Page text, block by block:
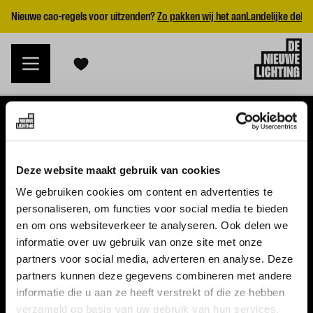
Deze website maakt gebruik van cookies
We gebruiken cookies om content en advertenties te
personaliseren, om functies voor social media te bieden
en om ons websiteverkeer te analyseren. Ook delen we
informatie over uw gebruik van onze site met onze
partners voor social media, adverteren en analyse. Deze
partners kunnen deze gegevens combineren met andere
informatie die u aan ze heeft verstrekt of die ze hebben
verzameld op basis van uw gebruik van hun services.
Nieuwe cao-regels voor uitzenden?Zo pakken wij het aanLandelijke
WERKGEVERS
Nieuwe cao uitzenden 2026
Vraag een offerte aan
VACATURES
Alle vacatures
Topvacatures